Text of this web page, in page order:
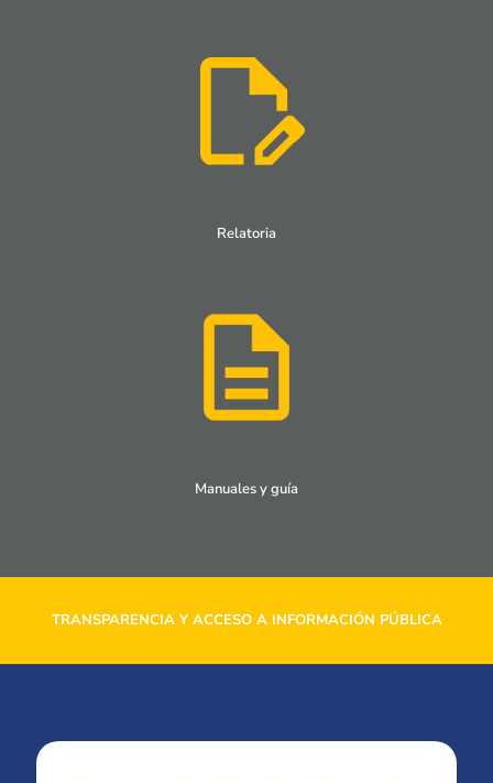
Relatoria
Manuales y guía
TRANSPARENCIA Y ACCESO A INFORMACIÓN PÚBLICA